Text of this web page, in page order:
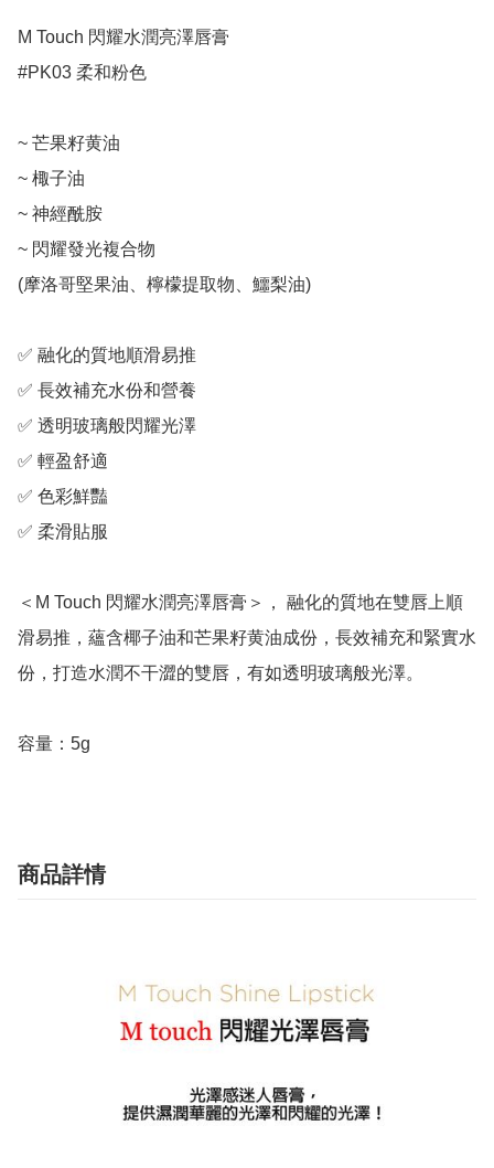
M Touch 閃耀水潤亮澤唇膏
#PK03 柔和粉色
~ 芒果籽黄油
~ 棷子油
~ 神經酰胺
~ 閃耀發光複合物
(摩洛哥堅果油、檸檬提取物、鱷梨油)
✅ 融化的質地順滑易推
✅ 長效補充水份和營養
✅ 透明玻璃般閃耀光澤
✅ 輕盈舒適
✅ 色彩鮮豔
✅ 柔滑貼服
＜M Touch 閃耀水潤亮澤唇膏＞， 融化的質地在雙唇上順
滑易推，蘊含椰子油和芒果籽黄油成份，長效補充和緊實水
份，打造水潤不干澀的雙唇，有如透明玻璃般光澤。
商品詳情